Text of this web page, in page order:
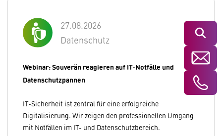
Suchen
27.08.2026
Datenschutz
Webinar: Souverän reagieren auf IT-Notfälle und
Datenschutzpannen
IT-Sicherheit ist zentral für eine erfolgreiche
Digitalisierung. Wir zeigen den professionellen Umgang
mit Notfällen im IT- und Datenschutzbereich.